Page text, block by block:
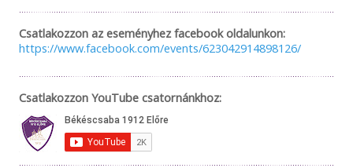
Csatlakozzon az eseményhez facebook oldalunkon:
https://www.facebook.com/events/623042914898126/
Csatlakozzon YouTube csatornánkhoz: